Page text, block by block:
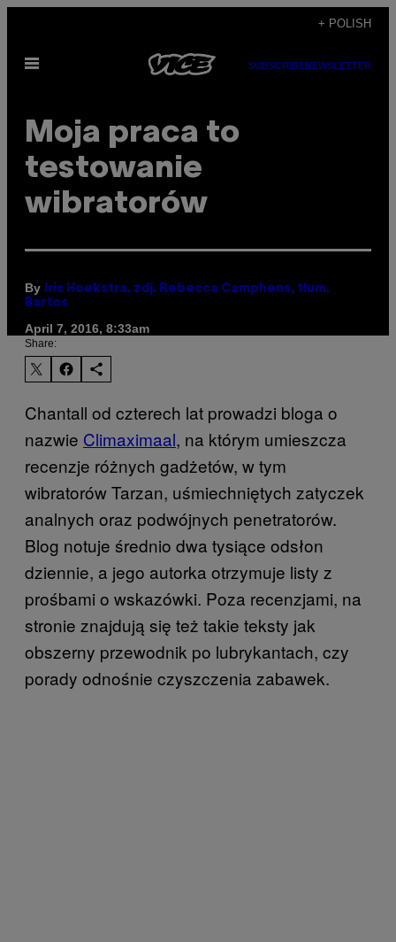
content
+ POLISH
Open
SUBSCRIBENEWSLETTER
Moja praca to
testowanie
wibratorów
By
Iris Hoekstra, zdj. Rebecca Camphens, tłum.
Bartos
April 7, 2016, 8:33am
Share:
Chantall od czterech lat prowadzi bloga o
nazwie Climaximaal, na którym umieszcza
recenzje różnych gadżetów, w tym
wibratorów Tarzan, uśmiechniętych zatyczek
analnych oraz podwójnych penetratorów.
Blog notuje średnio dwa tysiące odsłon
dziennie, a jego autorka otrzymuje listy z
prośbami o wskazówki. Poza recenzjami, na
stronie znajdują się też takie teksty jak
obszerny przewodnik po lubrykantach, czy
porady odnośnie czyszczenia zabawek.